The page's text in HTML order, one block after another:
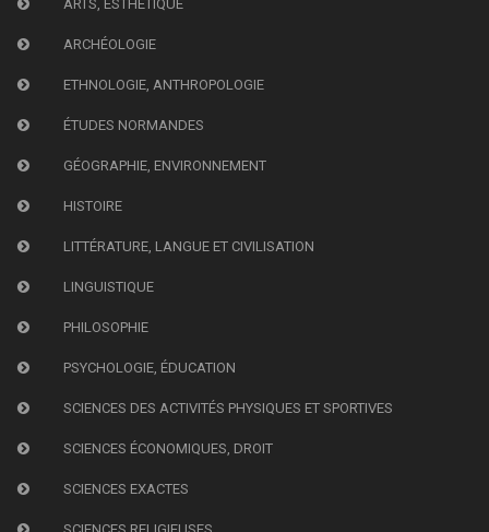
ARTS, ESTHÉTIQUE
ARCHÉOLOGIE
ETHNOLOGIE, ANTHROPOLOGIE
ÉTUDES NORMANDES
GÉOGRAPHIE, ENVIRONNEMENT
HISTOIRE
LITTÉRATURE, LANGUE ET CIVILISATION
LINGUISTIQUE
PHILOSOPHIE
PSYCHOLOGIE, ÉDUCATION
SCIENCES DES ACTIVITÉS PHYSIQUES ET SPORTIVES
SCIENCES ÉCONOMIQUES, DROIT
SCIENCES EXACTES